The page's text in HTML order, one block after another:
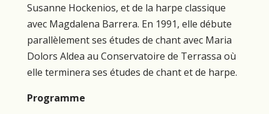
Susanne Hockenios, et de la harpe classique
avec Magdalena Barrera. En 1991, elle débute
parallèlement ses études de chant avec Maria
Dolors Aldea au Conservatoire de Terrassa où
elle terminera ses études de chant et de harpe.
Programme